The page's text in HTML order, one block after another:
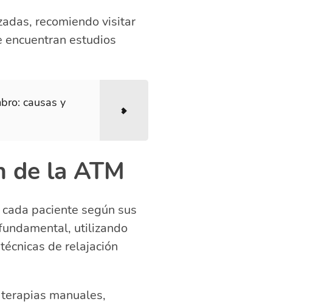
recomiendo visitar
encuentran estudios
causas y
de la ATM
paciente según sus
utilizando
de relajación
manuales,